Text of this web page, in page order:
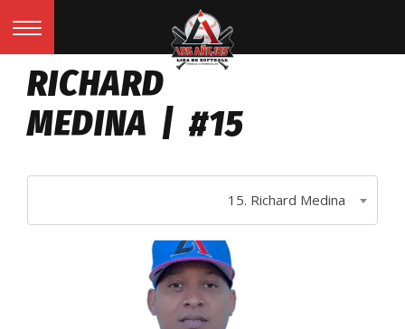
RICHARD
MEDINA | #15
15. Richard Medina